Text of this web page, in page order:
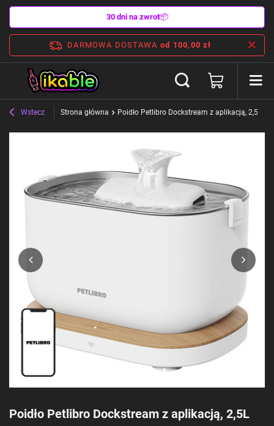
30 dni na zwrot📦
DARMOWA DOSTAWA od 100,00 zł
Wstecz Strona główna Poidło Petlibro Dockstream z aplikacją, 2,5L
Poidło Petlibro Dockstream z aplikacją, 2,5L